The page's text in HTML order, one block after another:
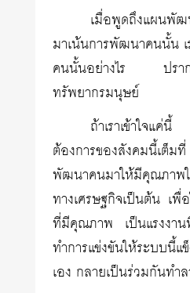
เมื่อพูดถึงแผน
มาเน้นการพัฒนาคนนั้น
คนนั้นอย่างไร ปราก
ทรัพยากรมนุษย์
ถ้าเราเข้าใจแ
ต้องการของสังคมนี้เต็ม
พัฒนาคนมาให้มีคุณภาพ
ทางเศรษฐกิจเป็นต้น เพื่
ที่มีคุณภาพ เป็นแรงงา
ทำการแข่งขันให้ระบบนี้แ
เอง กลายเป็นร่วมกันทำ